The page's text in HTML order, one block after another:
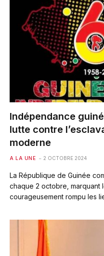
Indépendance
lutte contre
moderne
A LA UNE 2 OCTOBRE 2024
La République de Guinée
chaque 2 octobre, marquant
courageusement rompu les